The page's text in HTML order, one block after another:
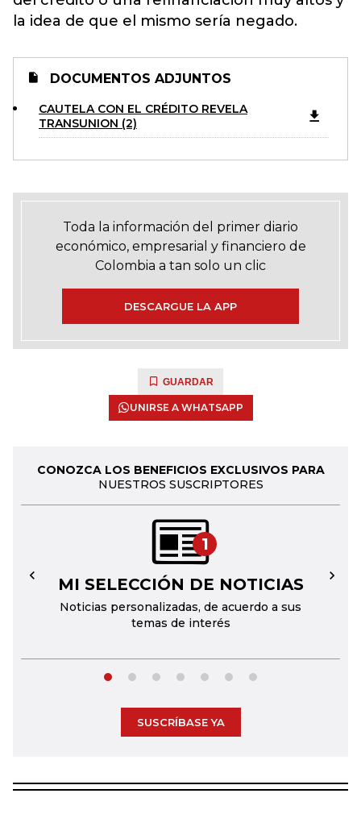
la idea de que el mismo sería negado.
DOCUMENTOS ADJUNTOS
CAUTELA CON EL CRÉDITO REVELA
TRANSUNION (2)
Toda la información del primer diario
económico, empresarial y financiero de
Colombia a tan solo un clic
DESCARGUE LA APP
GUARDAR
UNIRSE A WHATSAPP
CONOZCA LOS BENEFICIOS EXCLUSIVOS PARA
NUESTROS SUSCRIPTORES
1
MI SELECCIÓN DE NOTICIAS
Noticias personalizadas, de acuerdo a sus
temas de interés
← →
SUSCRÍBASE YA